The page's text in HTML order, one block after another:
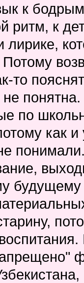
к
ритм, к
лирике,
то
по
как